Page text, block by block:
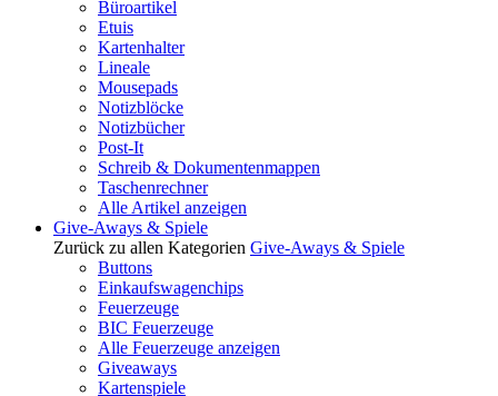
Büroartikel
Etuis
Kartenhalter
Lineale
Mousepads
Notizblöcke
Notizbücher
Post-It
Schreib & Dokumentenmappen
Taschenrechner
Alle Artikel anzeigen
Give-Aways & Spiele
Zurück zu allen Kategorien Give-Aways & Spiele
Buttons
Einkaufswagenchips
Feuerzeuge
BIC Feuerzeuge
Alle Feuerzeuge anzeigen
Giveaways
Kartenspiele